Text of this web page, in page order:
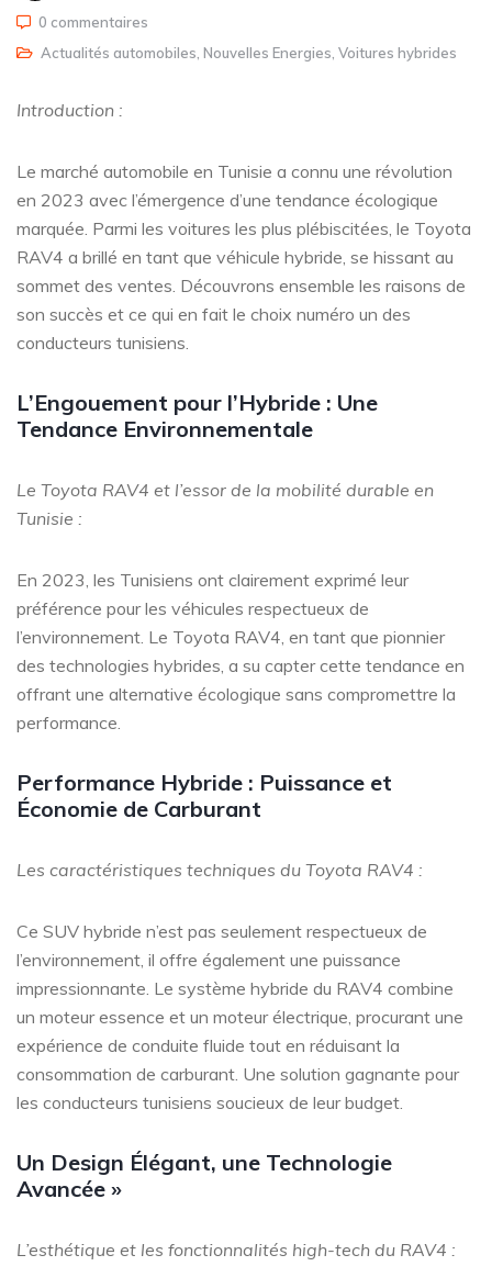
0 commentaires
Actualités automobiles, Nouvelles Energies, Voitures hybrides
Introduction :
Le marché automobile en Tunisie a connu une révolution
en 2023 avec l’émergence d’une tendance écologique
marquée. Parmi les voitures les plus plébiscitées, le Toyota
RAV4 a brillé en tant que véhicule hybride, se hissant au
sommet des ventes. Découvrons ensemble les raisons de
son succès et ce qui en fait le choix numéro un des
conducteurs tunisiens.
L’Engouement pour l’Hybride : Une
Tendance Environnementale
Le Toyota RAV4 et l’essor de la mobilité durable en
Tunisie :
En 2023, les Tunisiens ont clairement exprimé leur
préférence pour les véhicules respectueux de
l’environnement. Le Toyota RAV4, en tant que pionnier
des technologies hybrides, a su capter cette tendance en
offrant une alternative écologique sans compromettre la
performance.
Performance Hybride : Puissance et
Économie de Carburant
Les caractéristiques techniques du Toyota RAV4 :
Ce SUV hybride n’est pas seulement respectueux de
l’environnement, il offre également une puissance
impressionnante. Le système hybride du RAV4 combine
un moteur essence et un moteur électrique, procurant une
expérience de conduite fluide tout en réduisant la
consommation de carburant. Une solution gagnante pour
les conducteurs tunisiens soucieux de leur budget.
Un Design Élégant, une Technologie
Avancée »
L’esthétique et les fonctionnalités high-tech du RAV4 :